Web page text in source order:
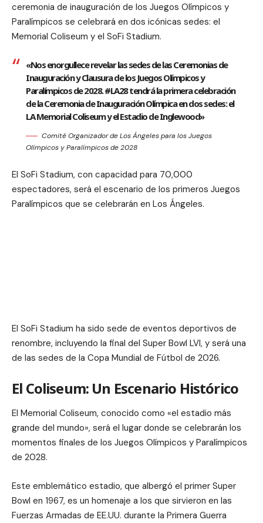
ceremonia de inauguración de los Juegos Olímpicos y
Paralímpicos se celebrará en dos icónicas sedes: el
Memorial Coliseum y el SoFi Stadium.
«Nos enorgullece revelar las sedes de las Ceremonias de
Inauguración y Clausura de los Juegos Olímpicos y
Paralímpicos de 2028. #LA28 tendrá la primera celebración
de la Ceremonia de Inauguración Olímpica en dos sedes: el
LA Memorial Coliseum y el Estadio de Inglewood»
Comité Organizador de Los Ángeles para los Juegos
Olímpicos y Paralímpicos de 2028
El SoFi Stadium, con capacidad para 70,000
espectadores, será el escenario de los primeros Juegos
Paralímpicos que se celebrarán en Los Ángeles.
El SoFi Stadium ha sido sede de eventos deportivos de
renombre, incluyendo la final del Super Bowl LVI, y será una
de las sedes de la Copa Mundial de Fútbol de 2026.
El Coliseum: Un Escenario Histórico
El Memorial Coliseum, conocido como «el estadio más
grande del mundo», será el lugar donde se celebrarán los
momentos finales de los Juegos Olímpicos y Paralímpicos
de 2028.
Este emblemático estadio, que albergó el primer Super
Bowl en 1967, es un homenaje a los que sirvieron en las
Fuerzas Armadas de EE.UU. durante la Primera Guerra